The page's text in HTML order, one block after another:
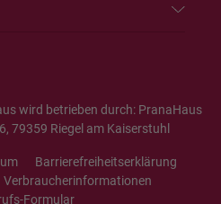
wird betrieben durch: PranaHaus
79359 Riegel am Kaiserstuhl
Barrierefreiheitserklärung
Verbraucherinformationen
Formular